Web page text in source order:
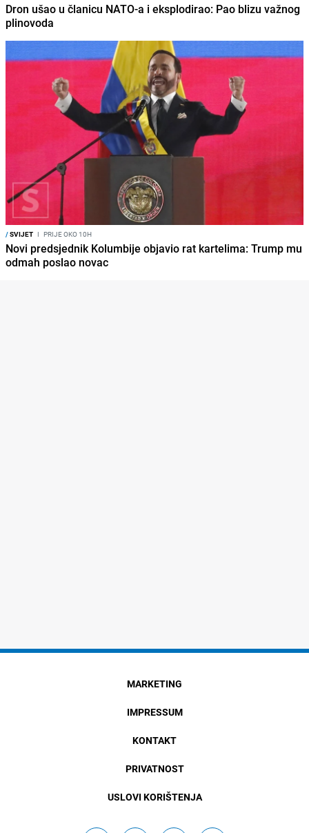
Dron ušao u članicu NATO-a i eksplodirao: Pao blizu važnog
plinovoda
/SVIJET I PRIJE OKO 10H
Novi predsjednik Kolumbije objavio rat kartelima: Trump mu
odmah poslao novac
MARKETING
IMPRESSUM
KONTAKT
PRIVATNOST
USLOVI KORIŠTENJA